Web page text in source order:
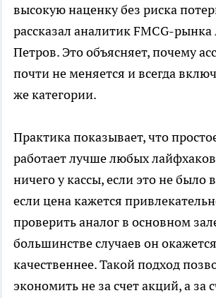
высокую наценку без риска
рассказал аналитик FMCG-рынка
Петров. Это объясняет, почему
почти не меняется и всегда
же категории.
Практика показывает, что
работает лучше любых
ничего у кассы, если это не было
если цена кажется
проверить аналог в основном
большинстве случаев он
качественнее. Такой подход
экономить не за счет акций, а за